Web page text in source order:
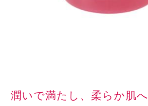
潤いで満たし、柔らか肌へ